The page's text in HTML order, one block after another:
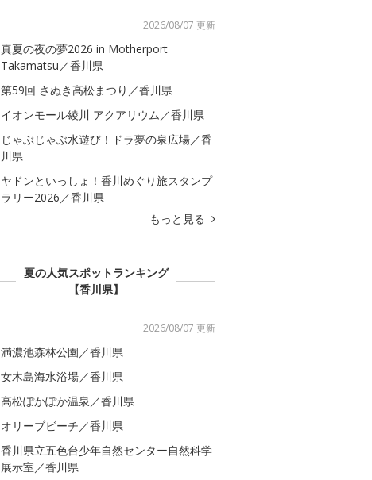
2026/08/07 更新
真夏の夜の夢2026 in Motherport
Takamatsu／香川県
第59回 さぬき高松まつり／香川県
イオンモール綾川 アクアリウム／香川県
じゃぶじゃぶ水遊び！ドラ夢の泉広場／香
川県
ヤドンといっしょ！香川めぐり旅スタンプ
ラリー2026／香川県
もっと見る
夏の人気スポットランキング
【香川県】
2026/08/07 更新
満濃池森林公園／香川県
女木島海水浴場／香川県
高松ぽかぽか温泉／香川県
オリーブビーチ／香川県
香川県立五色台少年自然センター自然科学
展示室／香川県